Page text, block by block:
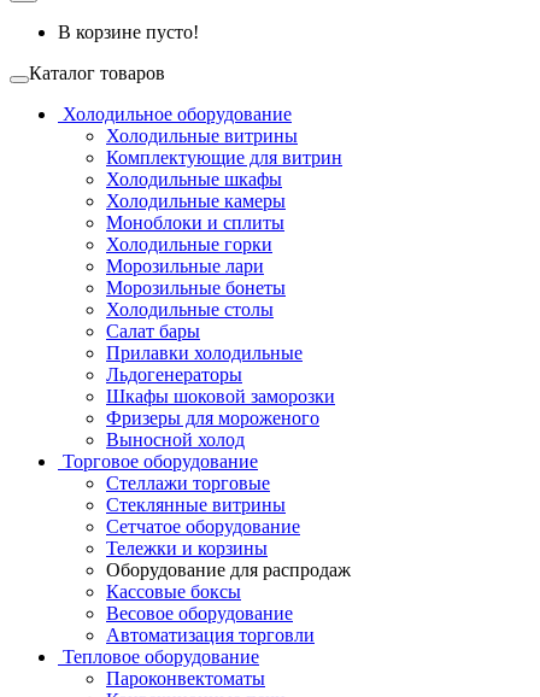
В корзине пусто!
Каталог товаров
Холодильное оборудование
Холодильные витрины
Комплектующие для витрин
Холодильные шкафы
Холодильные камеры
Моноблоки и сплиты
Холодильные горки
Морозильные лари
Морозильные бонеты
Холодильные столы
Салат бары
Прилавки холодильные
Льдогенераторы
Шкафы шоковой заморозки
Фризеры для мороженого
Выносной холод
Торговое оборудование
Стеллажи торговые
Стеклянные витрины
Сетчатое оборудование
Тележки и корзины
Оборудование для распродаж
Кассовые боксы
Весовое оборудование
Автоматизация торговли
Тепловое оборудование
Пароконвектоматы